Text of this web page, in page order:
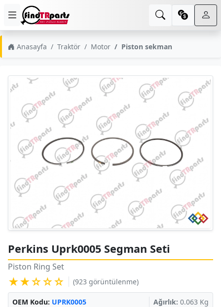
Anasayfa Traktör Motor Piston sekman
Perkins Uprk0005 Segman Seti
Piston Ring Set
★★☆☆☆ (923 görüntülenme)
OEM Kodu: UPRK0005 Ağırlık: 0.063 Kg